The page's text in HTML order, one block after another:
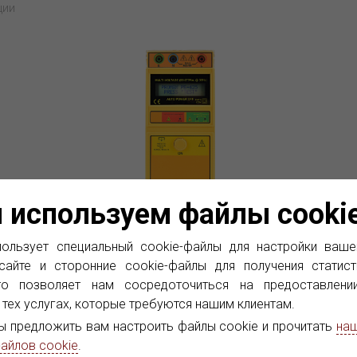
файлы
специальный cookie-файлы для настройки
и сторонние cookie-файлы для получения
позволяет нам сосредоточиться на
услугах, которые требуются нашим клиентам.
предложить вам настроить файлы cookie и прочитать
cookie.
PE-425
Электрический
многофункциональный сетевой
анализатор (LOOP, PSC и Земной
тестер)
Прибор PE-425 является электрическим